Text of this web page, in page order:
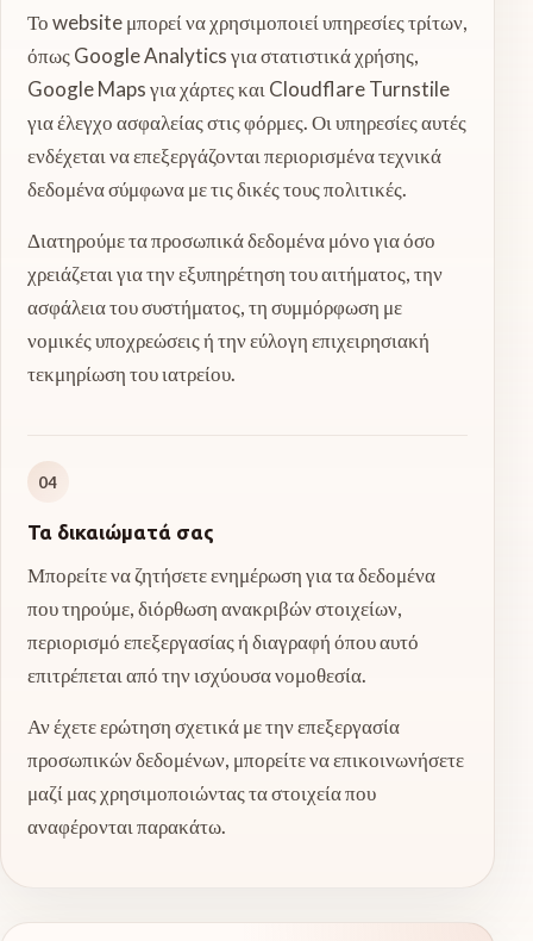
Το website μπορεί να χρησιμοποιεί υπηρεσίες τρίτων,
όπως Google Analytics για στατιστικά χρήσης,
Google Maps για χάρτες και Cloudflare Turnstile
για έλεγχο ασφαλείας στις φόρμες. Οι υπηρεσίες αυτές
ενδέχεται να επεξεργάζονται περιορισμένα τεχνικά
δεδομένα σύμφωνα με τις δικές τους πολιτικές.
Διατηρούμε τα προσωπικά δεδομένα μόνο για όσο
χρειάζεται για την εξυπηρέτηση του αιτήματος, την
ασφάλεια του συστήματος, τη συμμόρφωση με
νομικές υποχρεώσεις ή την εύλογη επιχειρησιακή
τεκμηρίωση του ιατρείου.
04
Τα δικαιώματά σας
Μπορείτε να ζητήσετε ενημέρωση για τα δεδομένα
που τηρούμε, διόρθωση ανακριβών στοιχείων,
περιορισμό επεξεργασίας ή διαγραφή όπου αυτό
επιτρέπεται από την ισχύουσα νομοθεσία.
Αν έχετε ερώτηση σχετικά με την επεξεργασία
προσωπικών δεδομένων, μπορείτε να επικοινωνήσετε
μαζί μας χρησιμοποιώντας τα στοιχεία που
αναφέρονται παρακάτω.